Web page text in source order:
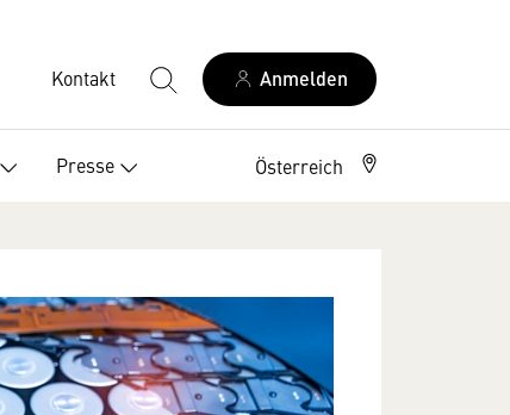
Kontakt Anmelden
Presse Österreich